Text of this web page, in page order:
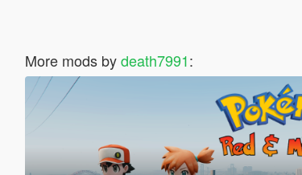
More mods bydeath7991: